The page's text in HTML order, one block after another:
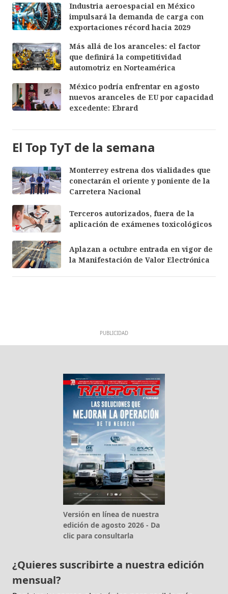
Industria aeroespacial en México
impulsará la demanda de carga con
exportaciones récord hacia 2029
Más allá de los aranceles: el factor
que definirá la competitividad
automotriz en Norteamérica
México podría enfrentar en agosto
nuevos aranceles de EU por capacidad
excedente: Ebrard
El Top TyT de la semana
Monterrey estrena dos vialidades que
conectarán el oriente y poniente de la
Carretera Nacional
Terceros autorizados, fuera de la
aplicación de exámenes toxicológicos
Aplazan a octubre entrada en vigor de
la Manifestación de Valor Electrónica
PUBLICIDAD
Versión en línea de nuestra
edición de agosto 2026 - Da
clic para consultarla
¿Quieres suscribirte a nuestra edición
mensual?